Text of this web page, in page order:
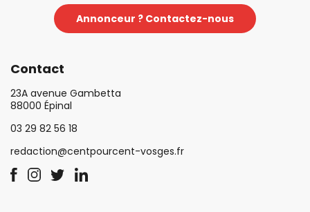
Annonceur ? Contactez-nous
Contact
23A avenue Gambetta
88000 Épinal
03 29 82 56 18
redaction@centpourcent-vosges.fr